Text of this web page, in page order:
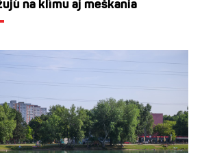
na klímu aj meškania